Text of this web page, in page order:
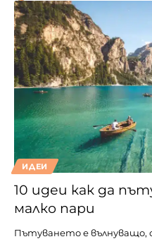
ИДЕИ
10 идеи как да
малко пари
Пътуването е вълнуващо,